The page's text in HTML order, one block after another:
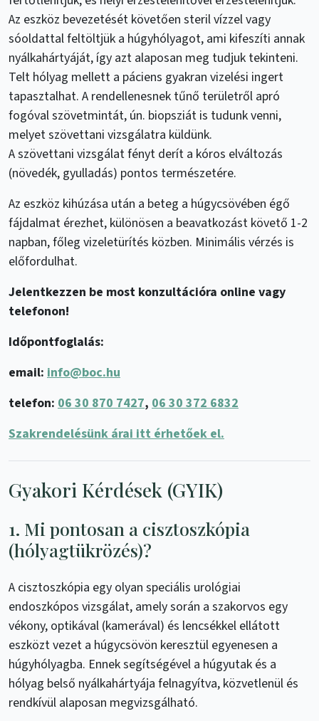
Az eszköz bevezetését követően steril vízzel vagy
sóoldattal feltöltjük a húgyhólyagot, ami kifeszíti annak
nyálkahártyáját, így azt alaposan meg tudjuk tekinteni.
Telt hólyag mellett a páciens gyakran vizelési ingert
tapasztalhat. A rendellenesnek tűnő területről apró
fogóval szövetmintát, ún. biopsziát is tudunk venni,
melyet szövettani vizsgálatra küldünk.
A szövettani vizsgálat fényt derít a kóros elváltozás
(növedék, gyulladás) pontos természetére.
Az eszköz kihúzása után a beteg a húgycsövében égő
fájdalmat érezhet, különösen a beavatkozást követő 1-2
napban, főleg vizeletürítés közben. Minimális vérzés is
előfordulhat.
Jelentkezzen be most konzultációra online vagy
telefonon!
Időpontfoglalás:
email: info@boc.hu
telefon: 06 30 870 7427, 06 30 372 6832
Szakrendelésünk árai itt érhetőek el.
Gyakori Kérdések (GYIK)
1. Mi pontosan a cisztoszkópia
(hólyagtükrözés)?
A cisztoszkópia egy olyan speciális urológiai
endoszkópos vizsgálat, amely során a szakorvos egy
vékony, optikával (kamerával) és lencsékkel ellátott
eszközt vezet a húgycsövön keresztül egyenesen a
húgyhólyagba. Ennek segítségével a húgyutak és a
hólyag belső nyálkahártyája felnagyítva, közvetlenül és
rendkívül alaposan megvizsgálható.